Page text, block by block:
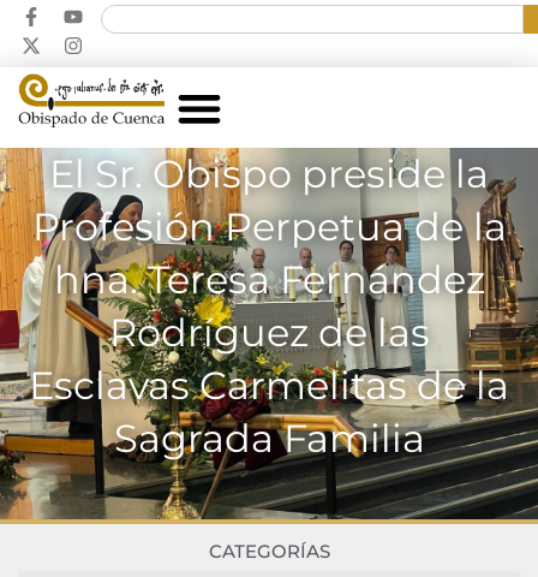
El Sr. Obispo preside la
Profesión Perpetua de la
hna. Teresa Fernández
Rodríguez de las
Esclavas Carmelitas de la
Sagrada Familia
CATEGORÍAS